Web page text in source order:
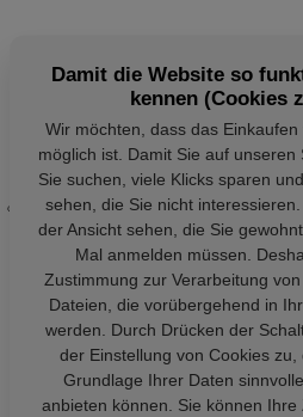
Damit die Website so
kennen (Cookies
Wir möchten, dass das
möglich ist. Damit Sie auf
Sie suchen, viele Klicks sparen
sehen, die Sie nicht
der Ansicht sehen, die Sie
Mal anmelden müssen.
Zustimmung zur Verarbeitung
Dateien, die vorübergehend in
werden. Durch Drücken der
der Einstellung von Cookies
Grundlage Ihrer Daten
anbieten können. Sie können